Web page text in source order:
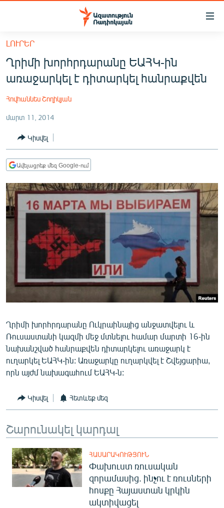
Մատչելիության
հիմնական
բովանդակությանը
հիմնական
մենյուին
ՀԱՅԱՍՏԱՆ
ՔԱՂԱՔԱԿԱՆ
ԸՆՏՐՈՒԹՅՈՒՆՆԵՐ 2026
ԻՐԱՎՈՒՆՔ
ՀԱՍԱՐԱԿՈՒԹՅՈՒՆ
ՏՆՏԵՍՈՒԹՅՈՒՆ
ՊԱՏԵՐԱԶՄԻ 6 ՇԱԲԱԹՆԵՐԸ
ՏԱՐԱԾԱՇՐՋԱՆ
ՄԻՋԱԶԳԱՅԻՆ
ՄՇԱԿՈՒՅԹ
ՄԵԿՆԱԲԱՆՈՒԹՅՈՒՆ
ՏՏ ԵՒ ԻՆՏԵՐՆԵՏ
ԿՈՐՈՆԱՎԻՐՈՒՍ
ԱՐԽԻՎ
ՏԵՍԱՆՅՈՒԹԵՐ
ԲԱՆԱՎԵՃ
ՁԳՏԵԼՈՎ ԼԱՎԱԳՈՒՅՆԻՆ
ՓՈԴՔԱՍԹ
Հայերեն
English
Русский
ԼՈՒՐԵՐ
Ղրիմի խորհրդարանը ԵԱՀԿ-ին
առաջարկել է դիտարկել հանրաքվեն
Հովհաննես Շողիկյան
մարտ 11, 2014
Կիսվել
Ավելացրեք մեզ Google-ում
Ղրիմի խորհրդարանը Ուկրաինայից անջատվելու և
Ռուսաստանի կազմի մեջ մտնելու համար մարտի 16-ին
նախանշված հանրաքվեն դիտարկելու առաջարկ է
ուղարկել ԵԱՀԿ-ին: Առաջարկը ուղարկվել է Շվեյցարիա,
որն այժմ նախագահում ԵԱՀԿ-ն:
Կիսվել Հետևեք մեզ
Շարունակել կարդալ
ՀԱՍԱՐԱԿՈՒԹՅՈՒՆ
Փախուստ ռուսական
զորամասից. ինչու է ռուսների
հոսքը Հայաստան կրկին
ակտիվացել